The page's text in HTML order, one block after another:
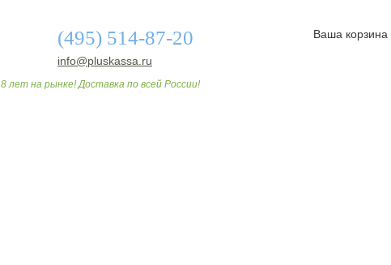
(495) 514-87-20
info@pluskassa.ru
8 лет на рынке! Доставка по всей России!
Ваша корзина